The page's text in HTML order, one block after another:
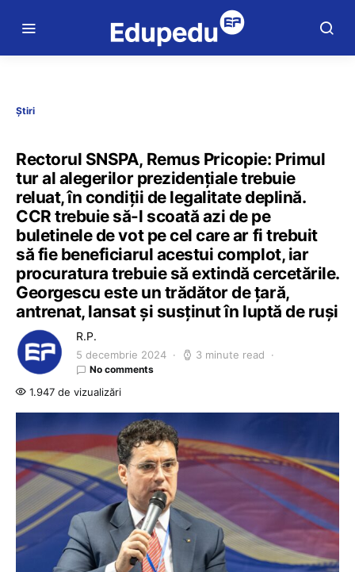
Știri
Rectorul SNSPA, Remus Pricopie: Primul
tur al alegerilor prezidențiale trebuie
reluat, în condiții de legalitate deplină.
CCR trebuie să-l scoată azi de pe
buletinele de vot pe cel care ar fi trebuit
să fie beneficiarul acestui complot, iar
procuratura trebuie să extindă cercetările.
Georgescu este un trădător de țară,
antrenat, lansat și susținut în luptă de ruși
R.P.
5 decembrie 2024 3 minute read
No comments
1.947 de vizualizări